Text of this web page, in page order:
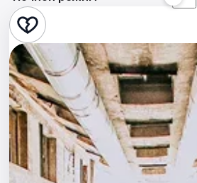
Театр
Стендап
Выставки
Квесты
Экскурсии
Спорт